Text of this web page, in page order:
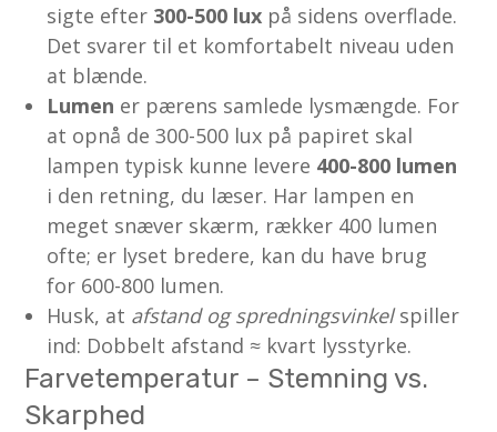
sigte efter 300-500 lux på sidens overflade.
Det svarer til et komfortabelt niveau uden
at blænde.
Lumen er pærens samlede lysmængde. For
at opnå de 300-500 lux på papiret skal
lampen typisk kunne levere 400-800 lumen
i den retning, du læser. Har lampen en
meget snæver skærm, rækker 400 lumen
ofte; er lyset bredere, kan du have brug
for 600-800 lumen.
Husk, at afstand og spredningsvinkelspiller
ind: Dobbelt afstand ≈ kvart lysstyrke.
Farvetemperatur – Stemning vs.
Skarphed